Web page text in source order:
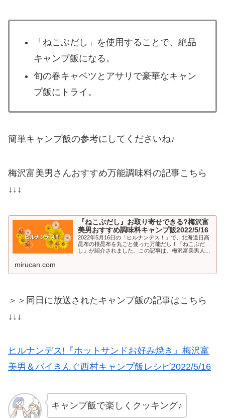
「ねこぶだし」を使用することで、絶品
キャンプ飯になる。
旬の春キャベツとアサリで豪華なキャン
プ飯にトライ。
簡単キャンプ飯の参考にしてくださいね♪
梅沢富美男さんおすすめ万能調味料の記事こちら
↓↓↓
『ねこぶだし』お取り寄せできる?梅沢富
美男おすすめ調味料キャンプ飯2022/5/16
2022年5月16日の「ヒルナンデス！」で、北海道日高
昆布の根昆布を丸ごと使った万能だし！『ねこぶだ
し』が紹介されました。この記事は、梅沢富美男人生
mirucan.com
＞＞同日に放送されたキャンプ飯の記事はこちら
↓↓↓
ヒルナンデス!『ホットサンドお好み焼き』梅沢富
美男＆バイきんぐ西村キャンプ飯レシピ2022/5/16
キャンプ飯で楽しくクッキング♪